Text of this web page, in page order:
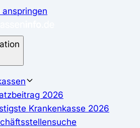
2026
Krankenkasse 2026